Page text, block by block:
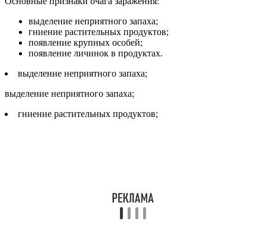
выделение неприятного запаха;
гниение растительных продуктов;
появление крупных особей;
появление личинок в продуктах.
выделение неприятного запаха;
выделение неприятного запаха;
гниение растительных продуктов;